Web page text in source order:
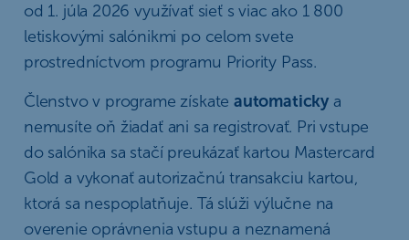
od 1. júla 2026 využívať sieť s viac ako 1 800
letiskovými salónikmi po celom svete
prostredníctvom programu Priority Pass.
Členstvo v programe získate automaticky a
nemusíte oň žiadať ani sa registrovať. Pri vstupe
do salónika sa stačí preukázať kartou Mastercard
Gold a vykonať autorizačnú transakciu kartou,
ktorá sa nespoplatňuje. Tá slúži výlučne na
overenie oprávnenia vstupu a neznamená